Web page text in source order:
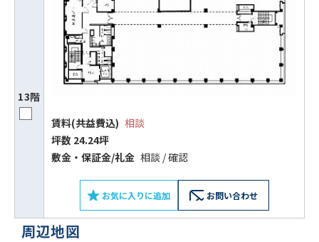
13階
賃料(共益費込) 相談
坪数 24.24坪
敷⾦‧保証⾦/礼⾦ 相談 / 確認
お気に入りに追加 お問い合わせ
周辺地図